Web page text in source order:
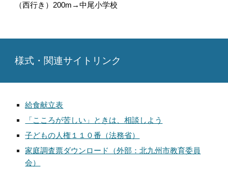
（西行き）200m→中尾小学校
様式・関連サイトリンク
給食献立表
「こころが苦しい」ときは、相談しよう
子どもの人権１１０番（法務省）
家庭調査票ダウンロード（外部：北九州市教育委員
会）